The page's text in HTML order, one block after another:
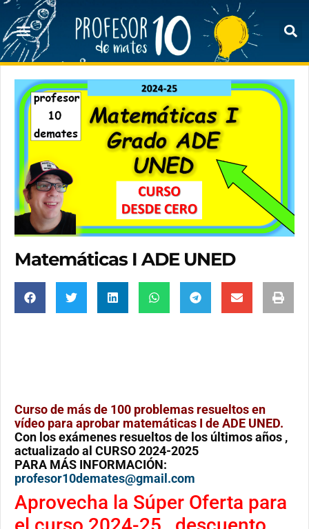
Matemáticas I ADE UNED
Curso de más de 100 problemas resueltos en
vídeo para aprobar matemáticas I de ADE UNED.
Con los exámenes resueltos de los últimos años ,
actualizado al CURSO 2024-2025
PARA MÁS INFORMACIÓN:
profesor10demates@gmail.com
Aprovecha la Súper Oferta para